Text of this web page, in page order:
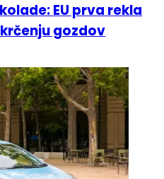
EU prva rekla
gozdov